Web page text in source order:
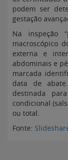
podem ser
gestação
Na inspeção
macroscópico
externa e
abdominais e
marcada
data de
destinada
condicional
ou total.
Fonte: